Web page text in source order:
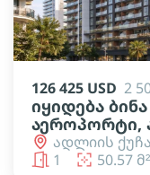
126 425 USD 2
იყიდება
აეროპორტი,
ადლიის ქუჩა
1
50.57 მ²